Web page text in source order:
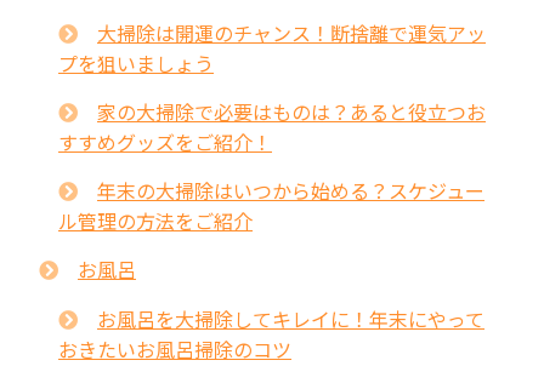
大掃除は開運のチャンス！断捨離で運気アッ
プを狙いましょう
家の大掃除で必要はものは？あると役立つお
すすめグッズをご紹介！
年末の大掃除はいつから始める？スケジュー
ル管理の方法をご紹介
お風呂
お風呂を大掃除してキレイに！年末にやって
おきたいお風呂掃除のコツ